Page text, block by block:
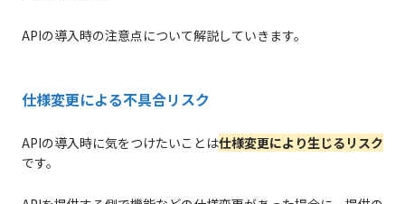
APIの導入時の注意点について解説していきます。
仕様変更による不具合リスク
APIの導入時に気をつけたいことは仕様変更により生じるリスク
です。